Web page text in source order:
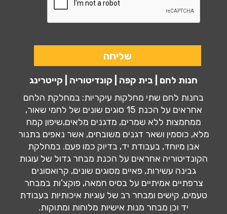
חנות לחם | בית קפה | קונדיטוריה | קייטרינג
בחנות לחם שתי מחלקות עיקריות: במחלקת הלחם
אחראים על הכנת 15 סוגים שונים של לחמי שאור,
ממחמצות ללא שמרים, מדגנים מלאים,שיפון קמח
מלא, כוסמין ושאר דגנים משובחים, אשר נאפים בתנור
אבן מיוחד, בעבודת יד, בדיוק כמו פעם. במחלקת
הקונדיטוריה אחראים על הכנת מבחר גדול של עוגות
גבינה עשירות, פאיים מסוגים שונים, קרואסונים
צרפתיים אמיתיים על בסיס חמאה, פוקצ'ות במבחר
טעמים, קישים ומבחר רב של עוגיות איכותיות בעבודת
יד וכן מבחר מנות אישיות מלוחות ומתוקות.